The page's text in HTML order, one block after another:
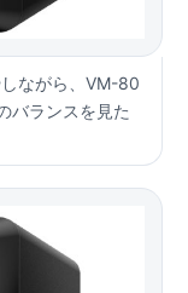
ながら、VM-80
バランスを見た